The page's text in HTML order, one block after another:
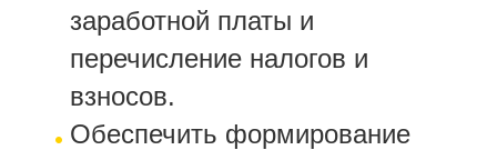
заработной платы и
перечисление налогов и
взносов.
Обеспечить формирование